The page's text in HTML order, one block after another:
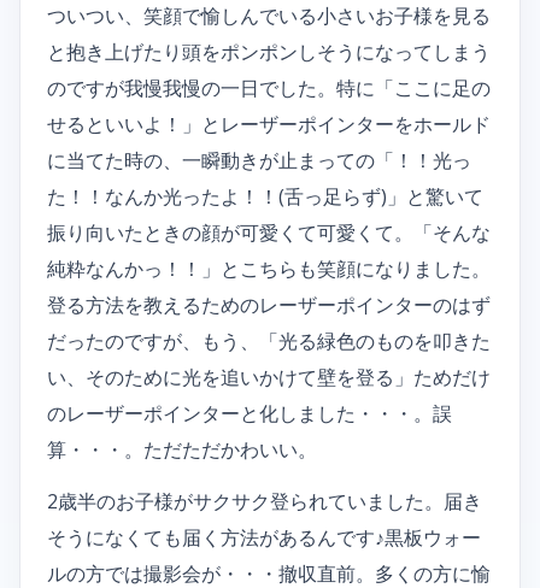
ついつい、笑顔で愉しんでいる小さいお子様を見る
と抱き上げたり頭をポンポンしそうになってしまう
のですが我慢我慢の一日でした。特に「ここに足の
せるといいよ！」とレーザーポインターをホールド
に当てた時の、一瞬動きが止まっての「！！光っ
た！！なんか光ったよ！！(舌っ足らず)」と驚いて
振り向いたときの顔が可愛くて可愛くて。「そんな
純粋なんかっ！！」とこちらも笑顔になりました。
登る方法を教えるためのレーザーポインターのはず
だったのですが、もう、「光る緑色のものを叩きた
い、そのために光を追いかけて壁を登る」ためだけ
のレーザーポインターと化しました・・・。誤
算・・・。ただただかわいい。
2歳半のお子様がサクサク登られていました。届き
そうになくても届く方法があるんです♪黒板ウォー
ルの方では撮影会が・・・撤収直前。多くの方に愉